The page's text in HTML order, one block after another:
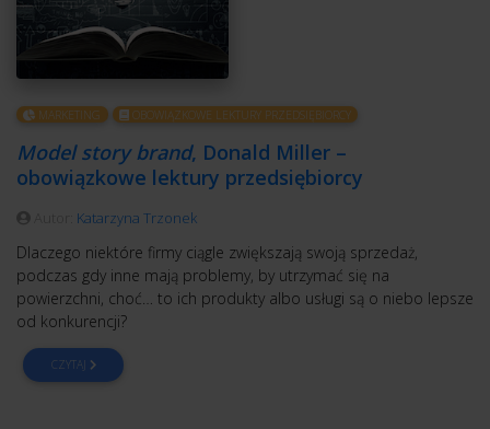
MARKETING OBOWIĄZKOWE LEKTURY PRZEDSIĘBIORCY
Model story brand, Donald Miller –
obowiązkowe lektury przedsiębiorcy
Katarzyna Trzonek
Dlaczego niektóre firmy ciągle zwiększają swoją sprzedaż,
podczas gdy inne mają problemy, by utrzymać się na
powierzchni, choć… to ich produkty albo usługi są o niebo lepsze
od konkurencji?
CZYTAJ